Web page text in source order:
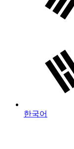
한국어